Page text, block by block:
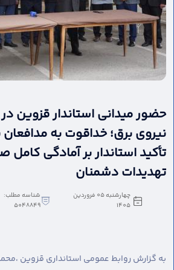
حضور میدانی استاندار قزوین
نیروی برق؛ خداقوت به مدافعان
تأکید استاندار بر آمادگی کامل
تهدیدات دشمنان
چهارشنبه 05 فروردین
1405
شناسه مطلب:
5048849
به گزارش روابط عمومی استانداری قزوین ،